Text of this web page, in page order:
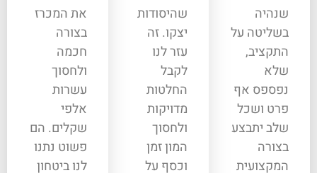
שנהיה
בשליטה על
התקציב,
שלא
נפספס אף
פרט ושכל
שלב יתבצע
בצורה
המקצועית
שהיסודות
יצקו. זה
עזר לנו
לקבל
החלטות
מדויקות
ולחסוך
המון זמן
וכסף על
את המכרז
בצורה
חכמה
ולחסוך
עשרות
אלפי
שקלים. הם
פשוט נתנו
לנו ביטחון